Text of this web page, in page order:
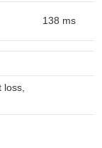
138 ms
loss,